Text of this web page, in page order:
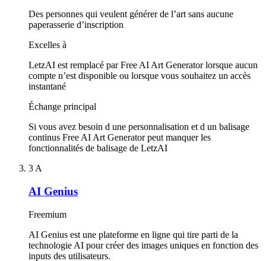
Des personnes qui veulent générer de l’art sans aucune
paperasserie d’inscription
Excelles à
LetzAI est remplacé par Free AI Art Generator lorsque aucun
compte n’est disponible ou lorsque vous souhaitez un accès
instantané
Échange principal
Si vous avez besoin d une personnalisation et d un balisage
continus Free AI Art Generator peut manquer les
fonctionnalités de balisage de LetzAI
3 A
AI Genius
Freemium
AI Genius est une plateforme en ligne qui tire parti de la
technologie AI pour créer des images uniques en fonction des
inputs des utilisateurs.